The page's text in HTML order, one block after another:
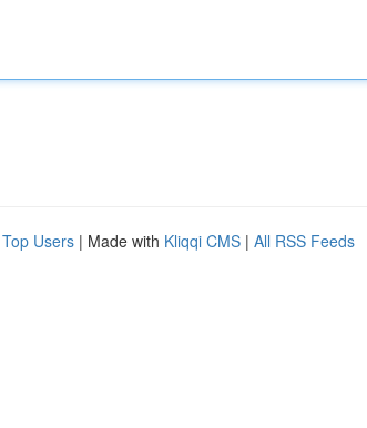
Top Users | Made with Kliqqi CMS | All RSS Feeds